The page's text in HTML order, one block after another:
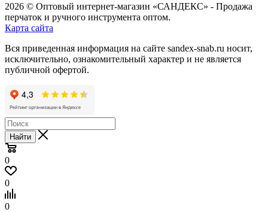
2026 © Оптовый интернет-магазин «САНДЕКС» - Продажа
перчаток и ручного инструмента оптом.
Карта сайта
Вся приведенная информация на сайте sandex-snab.ru носит,
исключительно, ознакомительный характер и не является
публичной офертой.
Найти
0
0
0